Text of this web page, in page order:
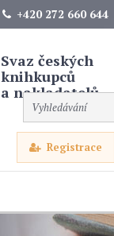
+420 272 660 644
Svaz českých
knihkupců
a nakladatelů
Registrace